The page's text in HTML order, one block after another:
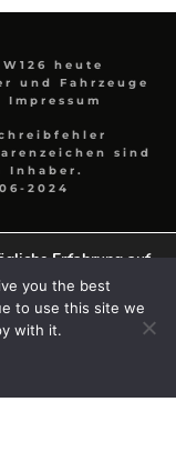
heute
und Fahrzeuge
Impressum
sind
Inhaber.
2024
Erfahrung auf
Cookies wir
you the best
to use this site we
with it.